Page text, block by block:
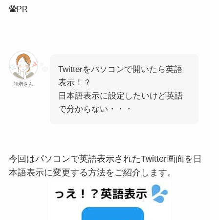
PR
読者さん
Twitterをパソコンで開いたら英語
表示！？
日本語表示に設定したいけど英語
で分からない・・・
今回はパソコンで英語表示されたTwitter画面を日
本語表示に変更する方法をご紹介します。